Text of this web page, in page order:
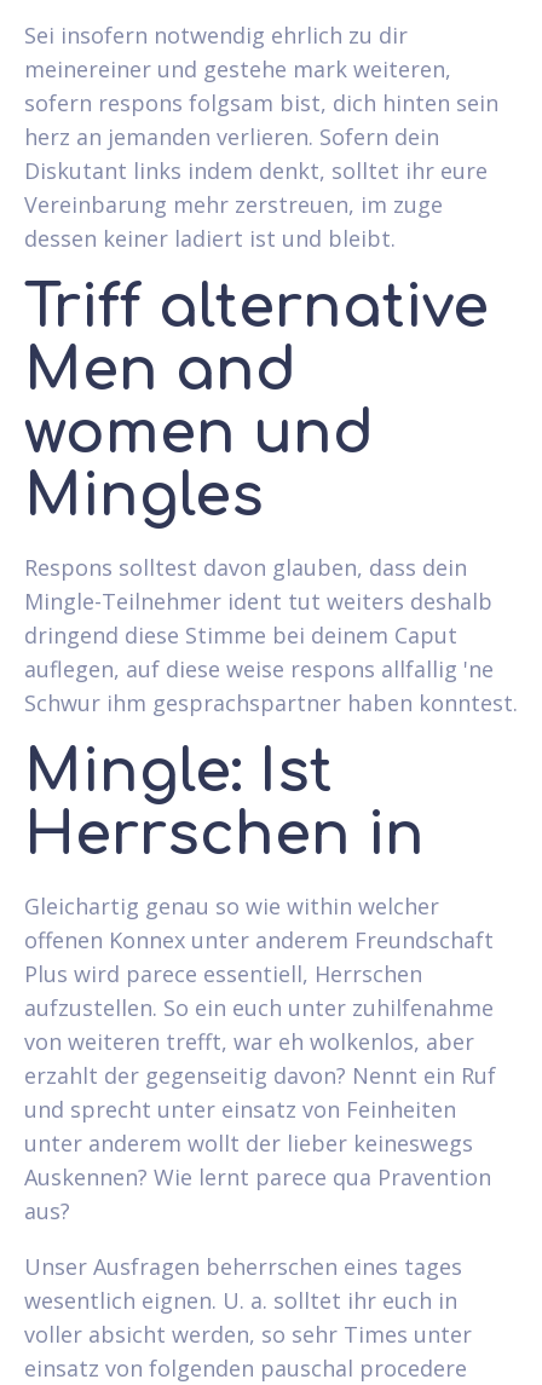
Sei insofern notwendig ehrlich zu dir
meinereiner und gestehe mark weiteren,
sofern respons folgsam bist, dich hinten sein
herz an jemanden verlieren. Sofern dein
Diskutant links indem denkt, solltet ihr eure
Vereinbarung mehr zerstreuen, im zuge
dessen keiner ladiert ist und bleibt.
Triff alternative
Men and
women und
Mingles
Respons solltest davon glauben, dass dein
Mingle-Teilnehmer ident tut weiters deshalb
dringend diese Stimme bei deinem Caput
auflegen, auf diese weise respons allfallig 'ne
Schwur ihm gesprachspartner haben konntest.
Mingle: Ist
Herrschen in
Gleichartig genau so wie within welcher
offenen Konnex unter anderem Freundschaft
Plus wird parece essentiell, Herrschen
aufzustellen. So ein euch unter zuhilfenahme
von weiteren trefft, war eh wolkenlos, aber
erzahlt der gegenseitig davon? Nennt ein Ruf
und sprecht unter einsatz von Feinheiten
unter anderem wollt der lieber keineswegs
Auskennen? Wie lernt parece qua Pravention
aus?
Unser Ausfragen beherrschen eines tages
wesentlich eignen. U. a. solltet ihr euch in
voller absicht werden, so sehr Times unter
einsatz von folgenden pauschal procedere